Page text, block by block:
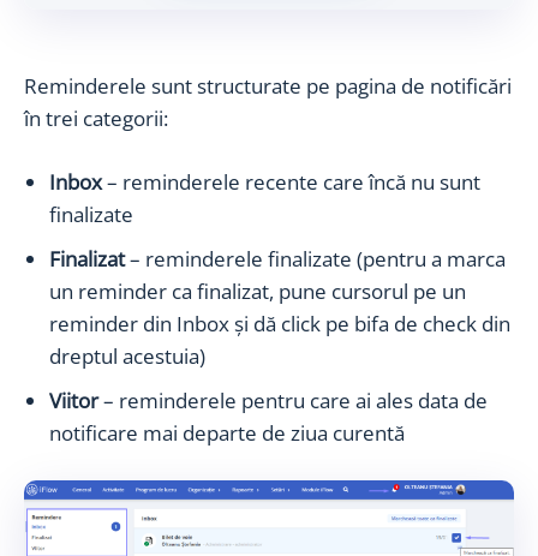
Reminderele sunt structurate pe pagina de notificări
în trei categorii:
Inbox– reminderele recente care încă nu sunt
finalizate
Finalizat– reminderele finalizate (pentru a marca
un reminder ca finalizat, pune cursorul pe un
reminder din Inbox și dă click pe bifa de check din
dreptul acestuia)
Viitor– reminderele pentru care ai ales data de
notificare mai departe de ziua curentă